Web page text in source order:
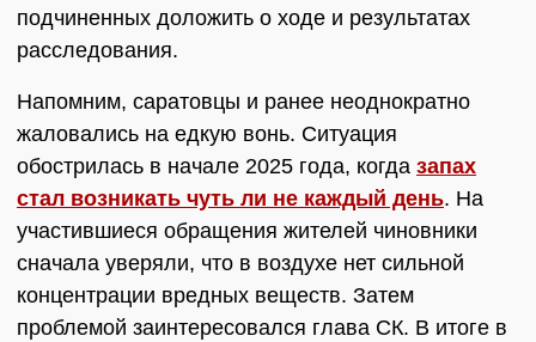
подчиненных доложить о ходе и результатах
расследования.
Напомним, саратовцы и ранее неоднократно
жаловались на едкую вонь. Ситуация
обострилась в начале 2025 года, когда запах
стал возникать чуть ли не каждый день. На
участившиеся обращения жителей чиновники
сначала уверяли, что в воздухе нет сильной
концентрации вредных веществ. Затем
проблемой заинтересовался глава СК. В итоге в